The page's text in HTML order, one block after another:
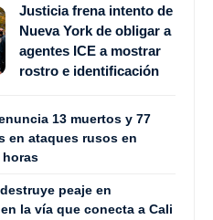
Justicia frena intento de
Nueva York de obligar a
agentes ICE a mostrar
rostro e identificación
13 muertos y 77
en ataques rusos en
horas
peaje en
la vía que conecta a Cali